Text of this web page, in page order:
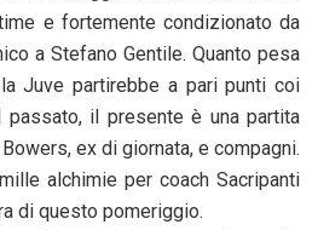
e fortemente condizionato da
a Stefano Gentile. Quanto pesa
Juve partirebbe a pari punti coi
passato, il presente è una partita
ex di giornata, e compagni.
alchimie per coach Sacripanti
di questo pomeriggio.